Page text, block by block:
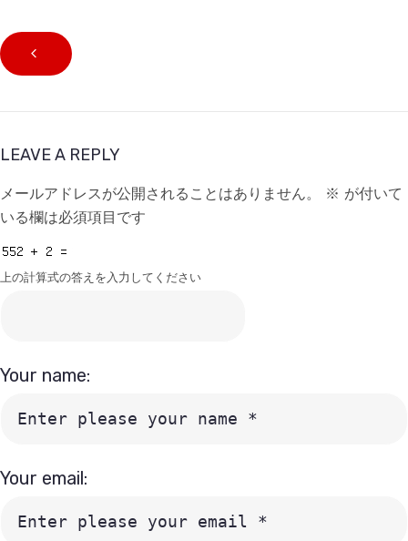
LEAVE A REPLY
メールアドレスが公開されることはありません。 ※ が付いて
いる欄は必須項目です
上の計算式の答えを入力してください
Your name:
Your email: